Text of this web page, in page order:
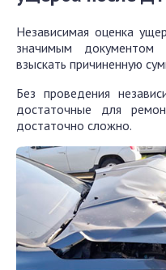
Независимая оценка
значимым
взыскать причиненную
Без проведения
достаточные для
достаточно сложно.